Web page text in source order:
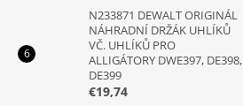
N233871 DEWALT ORIGINÁL
NÁHRADNÍ DRŽÁK UHLÍKŮ
VČ. UHLÍKŮ PRO
ALLIGÁTORY DWE397, DE398,
DE399
€19,74